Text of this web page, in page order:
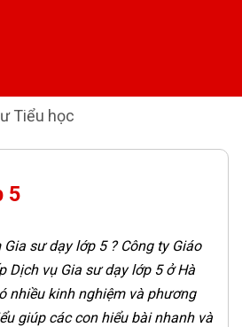
Tiểu học
5
sư dạy lớp 5 ? Công ty Giáo
Dịch vụ Gia sư dạy lớp 5 ở Hà
nhiều kinh nghiệm và phương
giúp các con hiểu bài nhanh và